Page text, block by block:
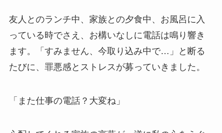
友人とのランチ中、家族との夕食中、お風呂に入
っている時でさえ、お構いなしに電話は鳴り響き
ます。「すみません、今取り込み中で…」と断る
たびに、罪悪感とストレスが募っていきました。
「また仕事の電話？大変ね」